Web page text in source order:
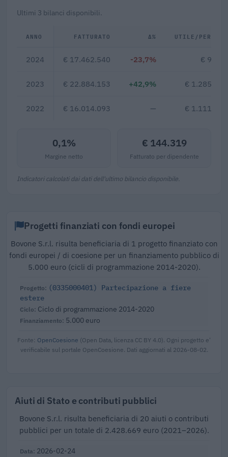
Ultimi 3 bilanci disponibili.
ANNO FATTURATO Δ% UTILE/PERDITA
2024 € 17.462.540 -23,7% € 9.907
2023 € 22.884.153 +42,9% € 1.285.786
2022 € 16.014.093 — € 1.111.309
0,1%
Margine netto
€ 144.319
Fatturato per dipendente
Indicatori calcolati dai dati dell'ultimo bilancio disponibile.
Progetti finanziati con fondi europei
Bovone S.r.l. risulta beneficiaria di 1 progetto finanziato con
fondi europei / di coesione per un finanziamento pubblico di
5.000 euro (cicli di programmazione 2014-2020).
(0335000401) Partecipazione a fiere
estere
Ciclo di programmazione 2014-2020
5.000 euro
Fonte: OpenCoesione (Open Data, licenza CC BY 4.0). Ogni progetto e'
verificabile sul portale OpenCoesione. Dati aggiornati al 2026-08-02.
Aiuti di Stato e contributi pubblici
Bovone S.r.l. risulta beneficiaria di 20 aiuti o contributi
pubblici per un totale di 2.428.669 euro (2021–2026).
2026-02-24